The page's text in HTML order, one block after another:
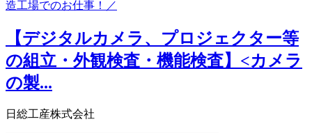
【デジタルカメラ、プロジェクター等
の組立・外観検査・機能検査】<カメラ
の製...
日総工産株式会社